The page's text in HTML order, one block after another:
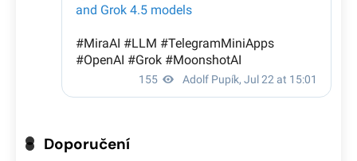
Doporučení